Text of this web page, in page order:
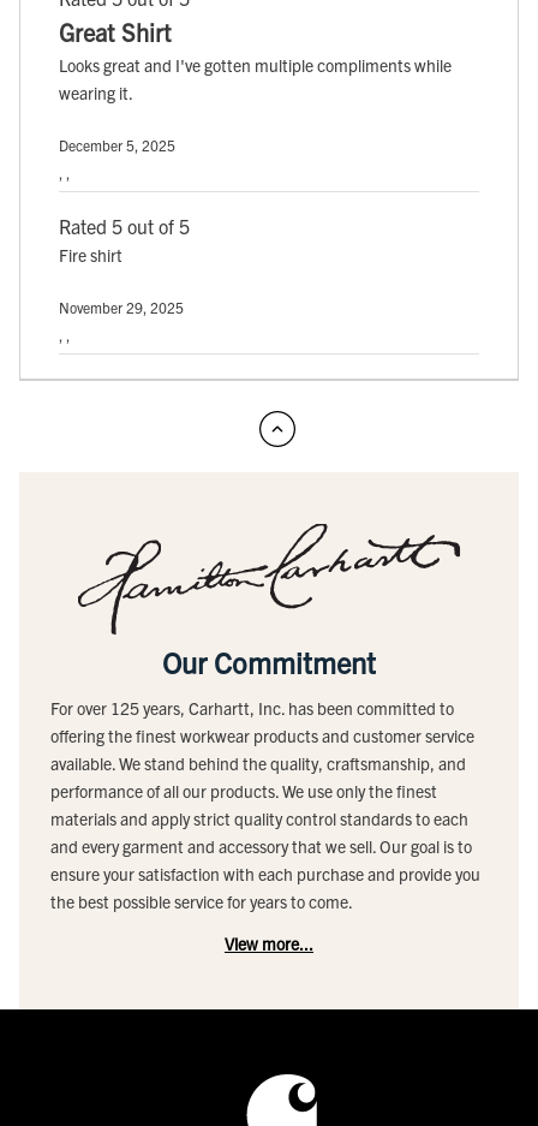
Great Shirt
Looks great and I've gotten multiple compliments while
wearing it.
December 5, 2025
, ,
Rated 5 out of 5
Fire shirt
November 29, 2025
, ,
Our Commitment
For over 125 years, Carhartt, Inc. has been committed to
offering the finest workwear products and customer service
available. We stand behind the quality, craftsmanship, and
performance of all our products. We use only the finest
materials and apply strict quality control standards to each
and every garment and accessory that we sell. Our goal is to
ensure your satisfaction with each purchase and provide you
the best possible service for years to come.
View more...